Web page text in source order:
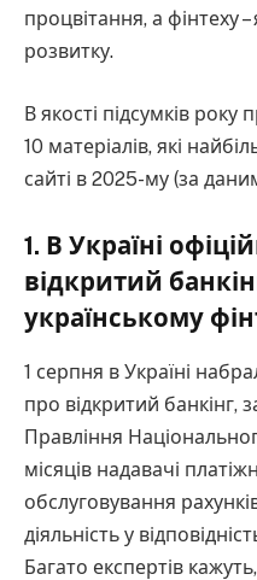
процвітання, а фінтеху
розвитку.
В якості підсумків року
10 матеріалів, які
сайті в 2025-му (за
1. В Україні
відкритий
українському
1 серпня в Україні
про відкритий
Правління
місяців надавачі
обслуговування
діяльність у
Багато експертів